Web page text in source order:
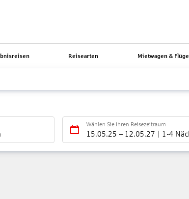
Reisearten Mietwagen & Flüge
Wählen Sie Ihren Reisezeitraum
15.05.25 – 12.05.27 1-4